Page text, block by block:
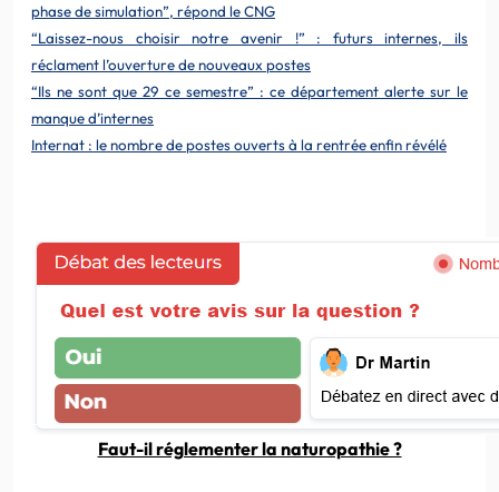
phase de simulation”, répond le CNG
“Laissez-nous choisir notre avenir !” : futurs internes, ils
réclament l’ouverture de nouveaux postes
“Ils ne sont que 29 ce semestre” : ce département alerte sur le
manque d’internes
Internat : le nombre de postes ouverts à la rentrée enfin révélé
Faut-il réglementer la naturopathie ?